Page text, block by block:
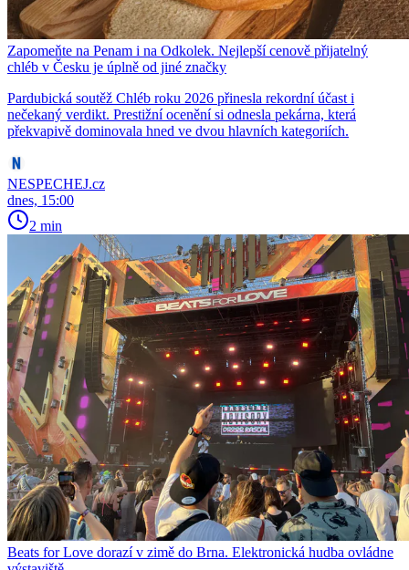
Zapomeňte na Penam i na Odkolek. Nejlepší cenově přijatelný
chléb v Česku je úplně od jiné značky
Pardubická soutěž Chléb roku 2026 přinesla rekordní účast i
nečekaný verdikt. Prestižní ocenění si odnesla pekárna, která
překvapivě dominovala hned ve dvou hlavních kategoriích.
NESPECHEJ.cz
dnes, 15:00
2 min
Beats for Love dorazí v zimě do Brna. Elektronická hudba ovládne